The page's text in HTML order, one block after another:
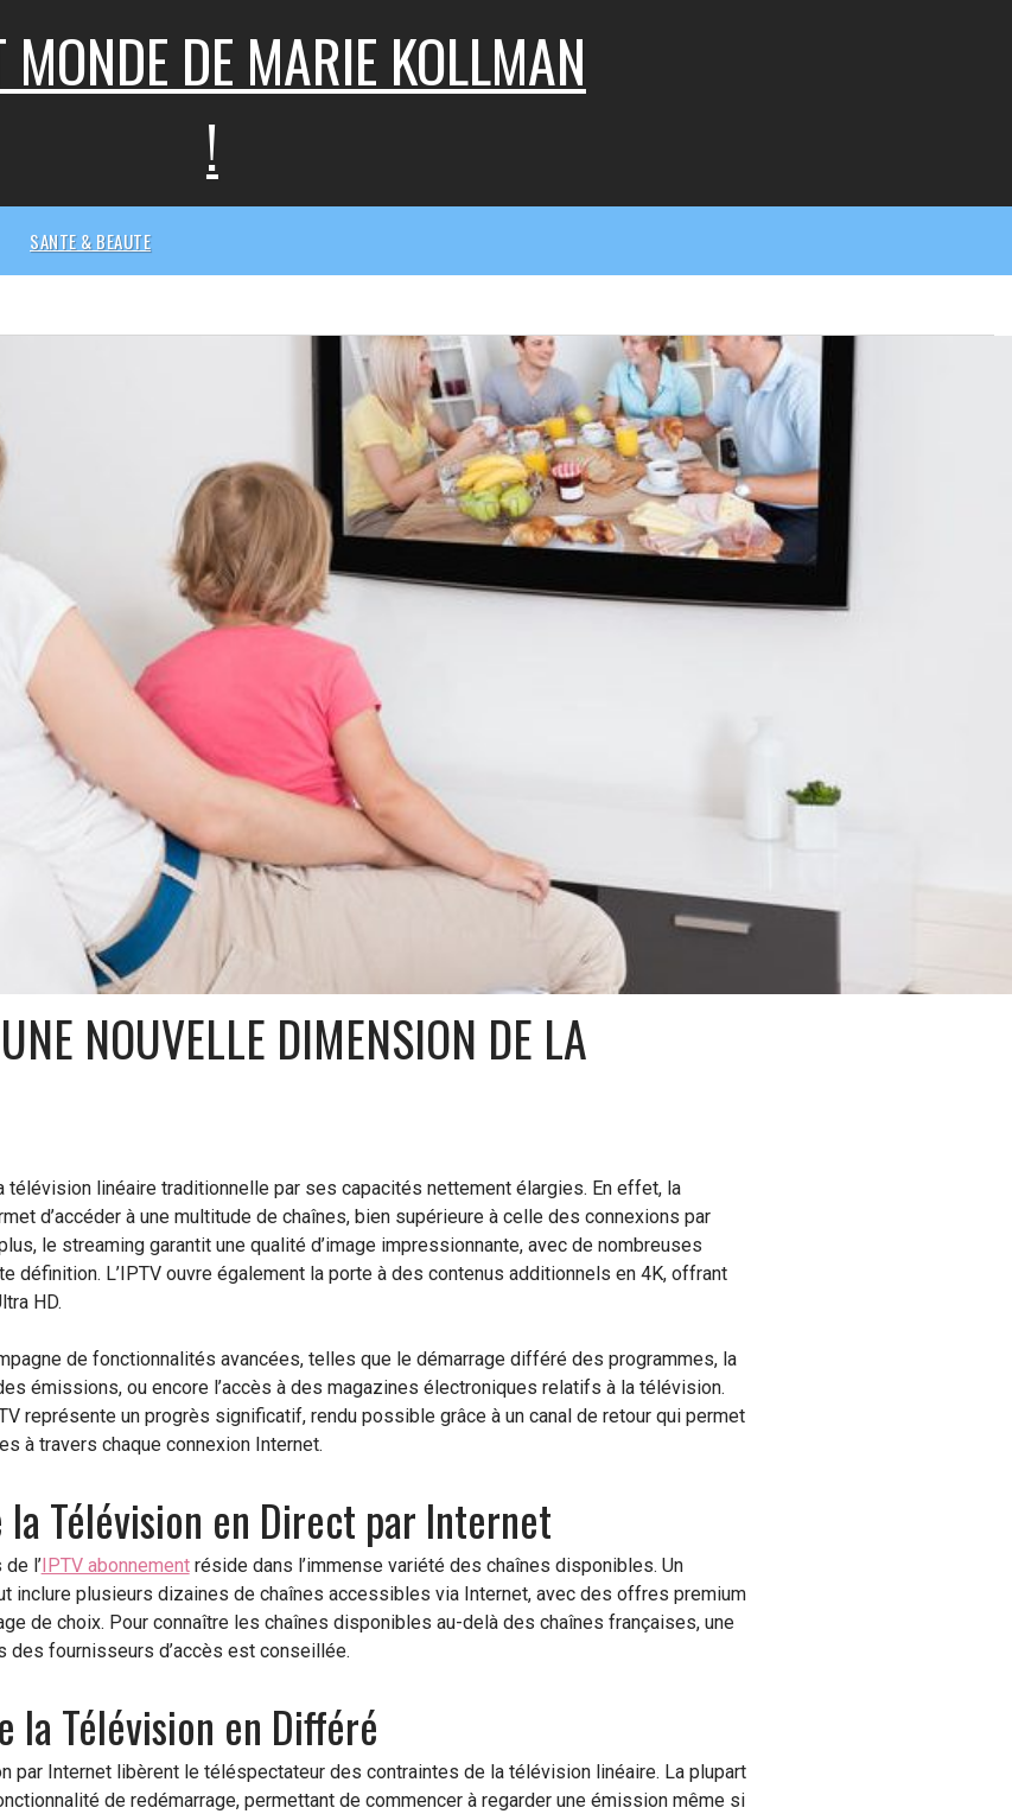
MONDE DE MARIE KOLLMAN
!
SANTE & BEAUTE
NOUVELLE DIMENSION DE LA
télévision linéaire traditionnelle par ses capacités nettement élargies. En effet, la
d’accéder à une multitude de chaînes, bien supérieure à celle des connexions par
le streaming garantit une qualité d’image impressionnante, avec de nombreuses
définition. L’IPTV ouvre également la porte à des contenus additionnels en 4K, offrant
HD.
de fonctionnalités avancées, telles que le démarrage différé des programmes, la
émissions, ou encore l’accès à des magazines électroniques relatifs à la télévision.
représente un progrès significatif, rendu possible grâce à un canal de retour qui permet
à travers chaque connexion Internet.
la Télévision en Direct par Internet
l’IPTV abonnementréside dans l’immense variété des chaînes disponibles. Un
inclure plusieurs dizaines de chaînes accessibles via Internet, avec des offres premium
de choix. Pour connaître les chaînes disponibles au-delà des chaînes françaises, une
fournisseurs d’accès est conseillée.
la Télévision en Différé
par Internet libèrent le téléspectateur des contraintes de la télévision linéaire. La plupart
de redémarrage, permettant de commencer à regarder une émission même si